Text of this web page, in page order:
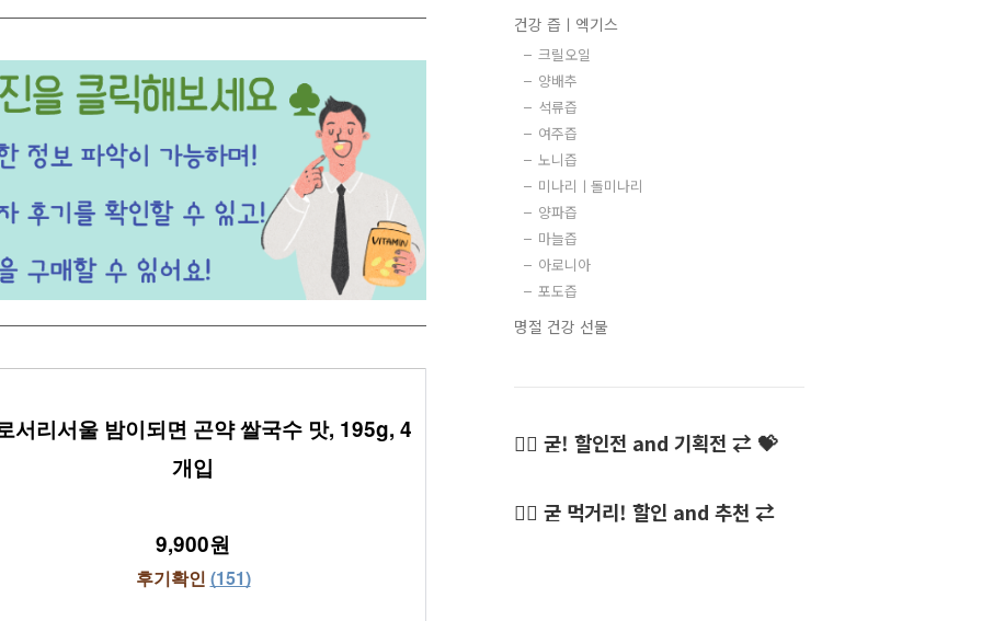
서리서울 밤이되면 곤약 쌀국수 맛, 195g, 4
개입
9,900원
후기확인 (151)
건강 즙ㅣ엑기스
크릴오일
양배추
석류즙
여주즙
노니즙
미나리ㅣ돌미나리
양파즙
마늘즙
아로니아
포도즙
명절 건강 선물
👍🏻 굳! 할인전 and 기획전 ⇄ 💝
👍🏻 굳 먹거리! 할인 and 추천 ⇄